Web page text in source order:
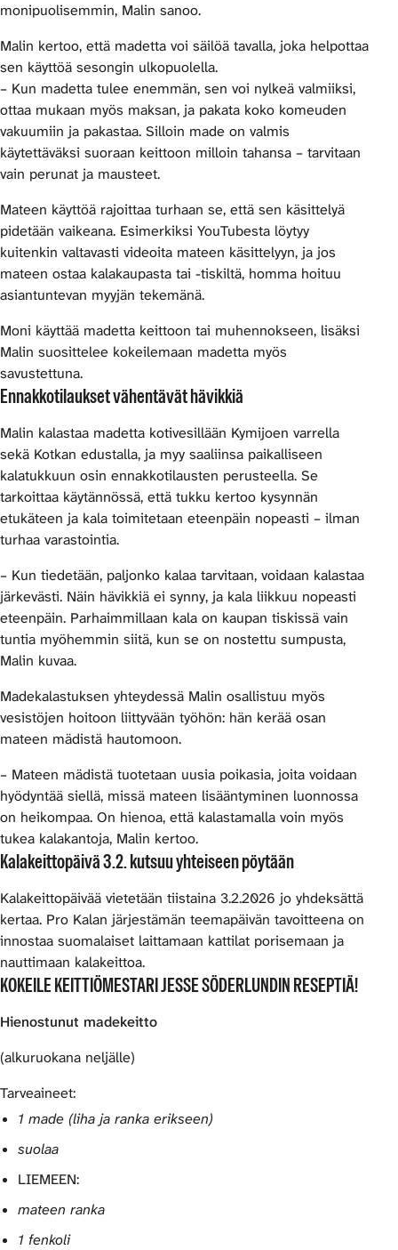
monipuolisemmin, Malin sanoo.
Malin kertoo, että madetta voi säilöä tavalla, joka helpottaa
sen käyttöä sesongin ulkopuolella.
– Kun madetta tulee enemmän, sen voi nylkeä valmiiksi,
ottaa mukaan myös maksan, ja pakata koko komeuden
vakuumiin ja pakastaa. Silloin made on valmis
käytettäväksi suoraan keittoon milloin tahansa – tarvitaan
vain perunat ja mausteet.
Mateen käyttöä rajoittaa turhaan se, että sen käsittelyä
pidetään vaikeana. Esimerkiksi YouTubesta löytyy
kuitenkin valtavasti videoita mateen käsittelyyn, ja jos
mateen ostaa kalakaupasta tai -tiskiltä, homma hoituu
asiantuntevan myyjän tekemänä.
Moni käyttää madetta keittoon tai muhennokseen, lisäksi
Malin suosittelee kokeilemaan madetta myös
savustettuna.
Ennakkotilaukset vähentävät hävikkiä
Malin kalastaa madetta kotivesillään Kymijoen varrella
sekä Kotkan edustalla, ja myy saaliinsa paikalliseen
kalatukkuun osin ennakkotilausten perusteella. Se
tarkoittaa käytännössä, että tukku kertoo kysynnän
etukäteen ja kala toimitetaan eteenpäin nopeasti – ilman
turhaa varastointia.
– Kun tiedetään, paljonko kalaa tarvitaan, voidaan kalastaa
järkevästi. Näin hävikkiä ei synny, ja kala liikkuu nopeasti
eteenpäin. Parhaimmillaan kala on kaupan tiskissä vain
tuntia myöhemmin siitä, kun se on nostettu sumpusta,
Malin kuvaa.
Madekalastuksen yhteydessä Malin osallistuu myös
vesistöjen hoitoon liittyvään työhön: hän kerää osan
mateen mädistä hautomoon.
– Mateen mädistä tuotetaan uusia poikasia, joita voidaan
hyödyntää siellä, missä mateen lisääntyminen luonnossa
on heikompaa. On hienoa, että kalastamalla voin myös
tukea kalakantoja, Malin kertoo.
Kalakeittopäivä 3.2. kutsuu yhteiseen pöytään
Kalakeittopäivää vietetään tiistaina 3.2.2026 jo yhdeksättä
kertaa. Pro Kalan järjestämän teemapäivän tavoitteena on
innostaa suomalaiset laittamaan kattilat porisemaan ja
nauttimaan kalakeittoa.
KOKEILE KEITTIÖMESTARI JESSE SÖDERLUNDIN RESEPTIÄ!
Hienostunut madekeitto
(alkuruokana neljälle)
Tarveaineet:
1 made (liha ja ranka erikseen)
suolaa
LIEMEEN:
mateen ranka
1 fenkoli